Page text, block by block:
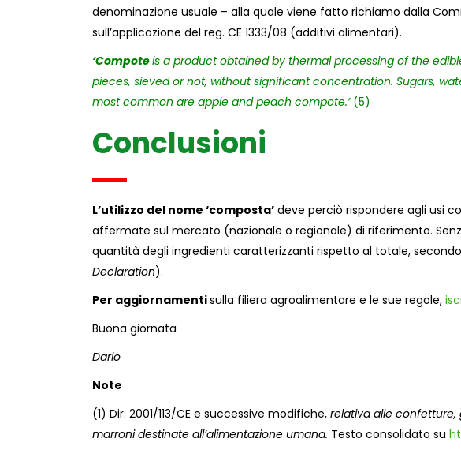
denominazione usuale – alla quale viene fatto richiamo dalla
sull’applicazione del reg. CE 1333/08 (additivi alimentari).
‘Compoteis a product obtained by thermal processing of the
pieces, sieved or not, without significant concentration. Sugars,
most common are apple and peach compote.’(5)
Conclusioni
L’utilizzo del nome ‘composta’ deve perciò rispondere agli usi
affermate sul mercato (nazionale o regionale) di riferimento.
quantità degli ingredienti caratterizzanti rispetto al totale, secondo
Declaration).
Per aggiornamentisulla filiera agroalimentare e le sue regole,
Buona giornata
Dario
Note
(1) Dir. 2001/113/CE e successive modifiche, relativa alle
marroni destinate all’alimentazione umana. Testo consolidato su